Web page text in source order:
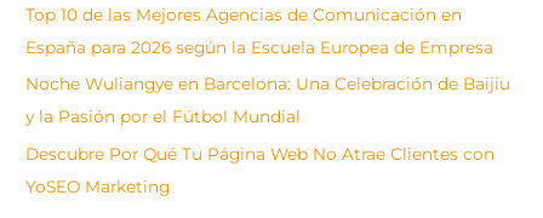
Top 10 de las Mejores Agencias de Comunicación en
España para 2026 según la Escuela Europea de Empresa
Noche Wuliangye en Barcelona: Una Celebración de Baijiu
y la Pasión por el Fútbol Mundial
Descubre Por Qué Tu Página Web No Atrae Clientes con
YoSEO Marketing